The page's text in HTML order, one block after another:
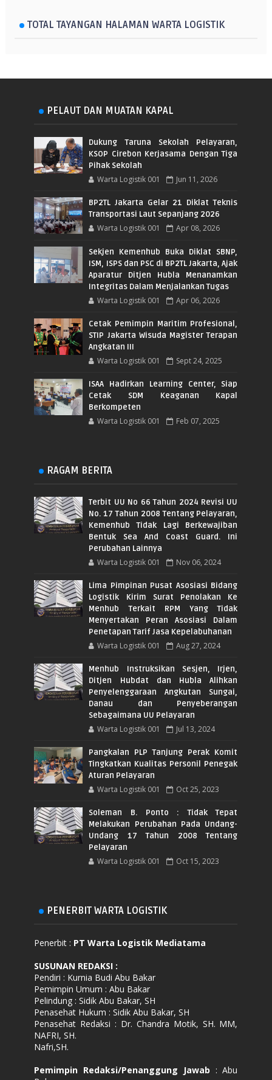
TOTAL TAYANGAN HALAMAN WARTA LOGISTIK
PELAUT DAN MUATAN KAPAL
Dukung Taruna Sekolah Pelayaran,
KSOP Cirebon Kerjasama Dengan Tiga
Pihak Sekolah
Warta Logistik 001 Jun 11, 2026
BP2TL Jakarta Gelar 21 Diklat Teknis
Transportasi Laut Sepanjang 2026
Warta Logistik 001 Apr 08, 2026
Sekjen Kemenhub Buka Diklat SBNP,
ISM, ISPS dan PSC di BP2TL Jakarta, Ajak
Aparatur Ditjen Hubla Menanamkan
Integritas Dalam Menjalankan Tugas
Warta Logistik 001 Apr 06, 2026
Cetak Pemimpin Maritim Profesional,
STIP Jakarta Wisuda Magister Terapan
Angkatan III
Warta Logistik 001 Sept 24, 2025
ISAA Hadirkan Learning Center, Siap
Cetak SDM Keaganan Kapal
Berkompeten
Warta Logistik 001 Feb 07, 2025
RAGAM BERITA
Terbit UU No 66 Tahun 2024 Revisi UU
No. 17 Tahun 2008 Tentang Pelayaran,
Kemenhub Tidak Lagi Berkewajiban
Bentuk Sea And Coast Guard. Ini
Perubahan Lainnya
Warta Logistik 001 Nov 06, 2024
Lima Pimpinan Pusat Asosiasi Bidang
Logistik Kirim Surat Penolakan Ke
Menhub Terkait RPM Yang Tidak
Menyertakan Peran Asosiasi Dalam
Penetapan Tarif Jasa Kepelabuhanan
Warta Logistik 001 Aug 27, 2024
Menhub Instruksikan Sesjen, Irjen,
Ditjen Hubdat dan Hubla Alihkan
Penyelenggaraan Angkutan Sungai,
Danau dan Penyeberangan
Sebagaimana UU Pelayaran
Warta Logistik 001 Jul 13, 2024
Pangkalan PLP Tanjung Perak Komit
Tingkatkan Kualitas Personil Penegak
Aturan Pelayaran
Warta Logistik 001 Oct 25, 2023
Soleman B. Ponto : Tidak Tepat
Melakukan Perubahan Pada Undang-
Undang 17 Tahun 2008 Tentang
Pelayaran
Warta Logistik 001 Oct 15, 2023
PENERBIT WARTA LOGISTIK
Penerbit : PT Warta Logistik Mediatama
SUSUNAN REDAKSI :
Pendiri : Kurnia Budi Abu Bakar
Pemimpin Umum : Abu Bakar
Pelindung : Sidik Abu Bakar, SH
Penasehat Hukum : Sidik Abu Bakar, SH
Penasehat Redaksi : Dr. Chandra Motik, SH. MM,
NAFRI, SH.
Nafri,SH.
Pemimpin Redaksi/Penanggung Jawab : Abu